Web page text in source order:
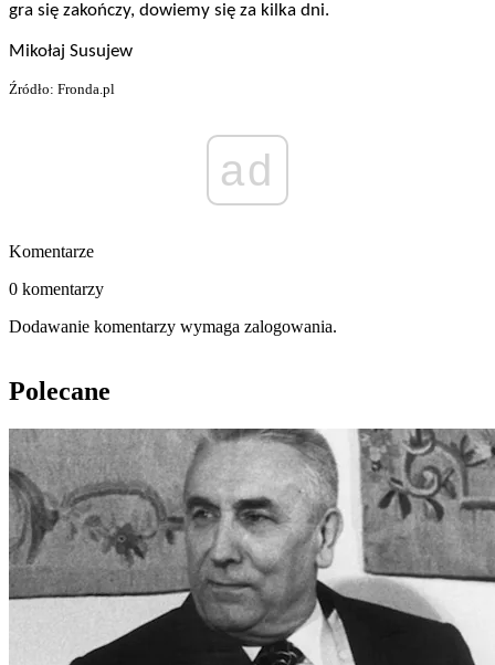
gra się zakończy, dowiemy się za kilka dni.
Mikołaj Susujew
Źródło: Fronda.pl
ad
Komentarze
0 komentarzy
Dodawanie komentarzy wymaga zalogowania.
Polecane